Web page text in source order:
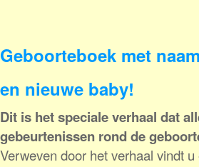
Geboorteboek met
en nieuwe baby!
Dit is het speciale verhaal dat
gebeurtenissen rond de
Verweven door het verhaal vindt u